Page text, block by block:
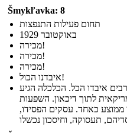
Šmykľavka: 8
תחום פעילות התנפצות
באוקטובר 1929
מכירה!
מכירה!
מכירה!
איבדנו הכול!
איבדו הכל. הכלכלה הגיע
לתוך דיכאון. השפעות
ממוצע כאחד. עסקים הפסידו,